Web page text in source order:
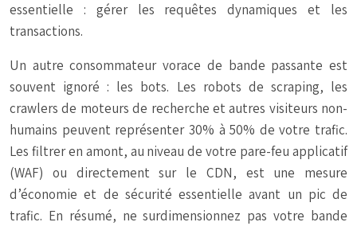
essentielle : gérer les requêtes dynamiques et les
transactions.
Un autre consommateur vorace de bande passante est
souvent ignoré : les bots. Les robots de scraping, les
crawlers de moteurs de recherche et autres visiteurs non-
humains peuvent représenter 30% à 50% de votre trafic.
Les filtrer en amont, au niveau de votre pare-feu applicatif
(WAF) ou directement sur le CDN, est une mesure
d’économie et de sécurité essentielle avant un pic de
trafic. En résumé, ne surdimensionnez pas votre bande